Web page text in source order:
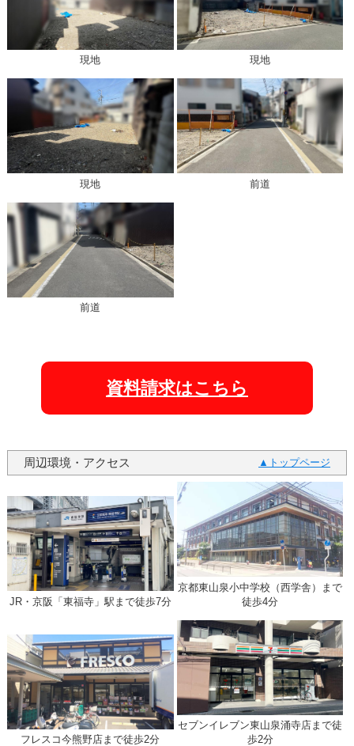
現地 現地
現地 前道
前道
資料請求はこちら
周辺環境・アクセス トップページ
JR・京阪「東福寺」駅まで徒歩7分
京都東山泉小中学校（西学舎）まで
徒歩4分
フレスコ今熊野店まで徒歩2分
セブンイレブン東山泉涌寺店まで徒
歩2分